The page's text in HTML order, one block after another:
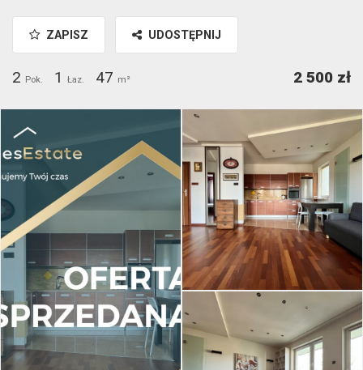
ZAPISZ UDOSTĘPNIJ
2 Pok. 1 Łaz. 47 m² 2 500 zł